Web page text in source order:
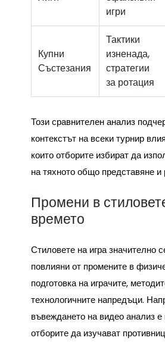
игри
Купни
Състезания
Тактики
изненада,
стратегии
за ротация
Този сравнителен анализ
контекстът на всеки турнир
които отборите избират да
на тяхното общо представяне и
Промени в
времето
Стиловете на игра значително
повлияни от промените в
подготовка на играчите,
технологичните напредъци.
въвеждането на видео анализ
отборите да изучават